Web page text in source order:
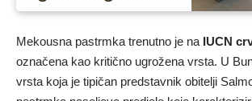
Mekousna pastrmka trenutno je na IUCN
označena kao kritično ugrožena vrsta. U
vrsta koja je tipičan predstavnik obitelji